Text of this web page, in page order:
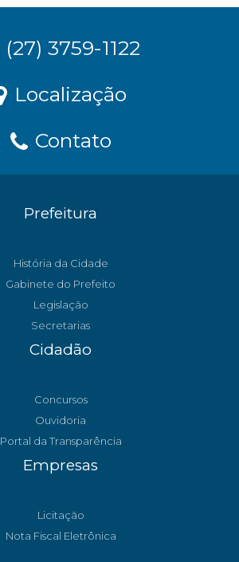
(27) 3759-1122
Localização
Contato
Prefeitura
História da Cidade
Gabinete do Prefeito
Legislação
Secretarias
Cidadão
Concursos
Ouvidoria
Portal da Transparência
Empresas
Licitação
Nota Fiscal Eletrônica